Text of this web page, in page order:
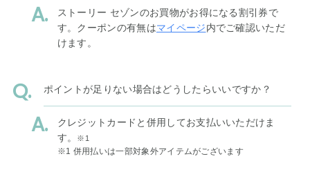
ストーリー セゾンのお買物がお得になる割引券で
す。クーポンの有無はマイページ内でご確認いただ
けます。
ポイントが足りない場合はどうしたらいいですか？
クレジットカードと併用してお支払いいただけま
す。
※1
※1 併用払いは一部対象外アイテムがございます